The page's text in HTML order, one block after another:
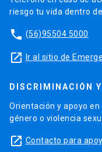
riesgo tu vida dentro
phone (56)95504 5000
launch Ir al sitio de
DISCRIMINACIÓN
Orientación y apoyo
género o violencia
launch Contacto para